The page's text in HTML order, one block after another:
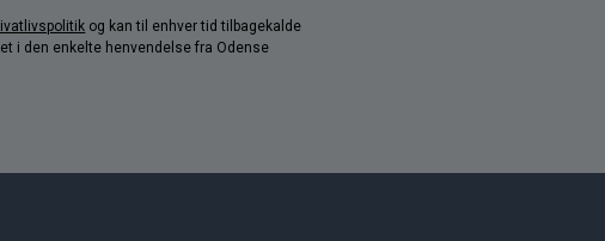
og kan til enhver tid tilbagekalde
i den enkelte henvendelse fra Odense